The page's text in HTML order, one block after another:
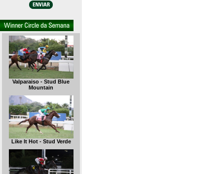
Valparaiso - Stud Blue
Mountain
Like It Hot - Stud Verde